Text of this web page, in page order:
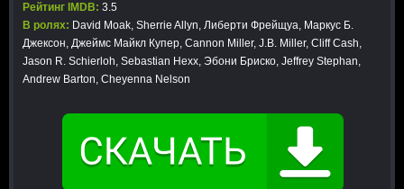
Рейтинг IMDB: 3.5
В ролях: David Moak, Sherrie Allyn, Либерти Фрейщуа, Маркус Б.
Джексон, Джеймс Майкл Купер, Cannon Miller, J.B. Miller, Cliff Cash,
Jason R. Schierloh, Sebastian Hexx, Эбони Бриско, Jeffrey Stephan,
Andrew Barton, Cheyenna Nelson